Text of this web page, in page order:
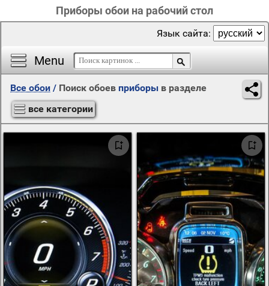
Приборы обои на рабочий стол
Menu
Язык сайта:
Все обои / Поиск обоев приборы в разделе
все категории